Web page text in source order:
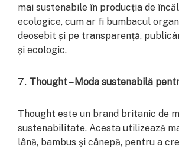
mai sustenabile în producția de
ecologice, cum ar fi bumbacul
deosebit și pe transparență,
și ecologic.
Thought – Moda sustenabilă
Thought este un brand britanic de
sustenabilitate. Acesta utilizează
lână, bambus și cânepă, pentru a